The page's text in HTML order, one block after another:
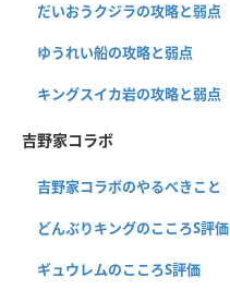
だいおうクジラの攻略と弱点
ゆうれい船の攻略と弱点
キングスイカ岩の攻略と弱点
吉野家コラボ
吉野家コラボのやるべきこと
どんぶりキングのこころS評価
ギュウレムのこころS評価